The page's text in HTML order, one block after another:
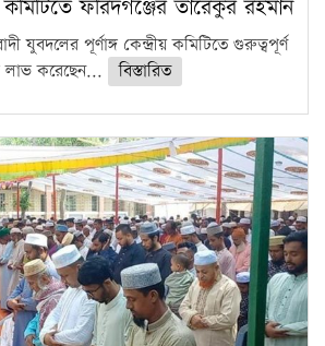
ফরিদগঞ্জের তারেকুর রহমান
যুবদলের পূর্ণাঙ্গ কেন্দ্রীয় কমিটিতে গুরুত্বপূর্ণ
করেছেন...
বিস্তারিত